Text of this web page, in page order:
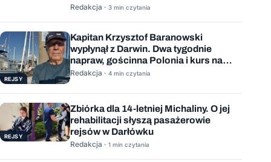
Redakcja · 3 min czytania
REJSY
Kapitan Krzysztof Baranowski
wypłynął z Darwin. Dwa tygodnie
napraw, gościnna Polonia i kurs na
Mauritius
Redakcja · 4 min czytania
REJSY
Zbiórka dla 14-letniej Michaliny. O jej
rehabilitacji słyszą pasażerowie
rejsów w Darłówku
Redakcja · 1 min czytania